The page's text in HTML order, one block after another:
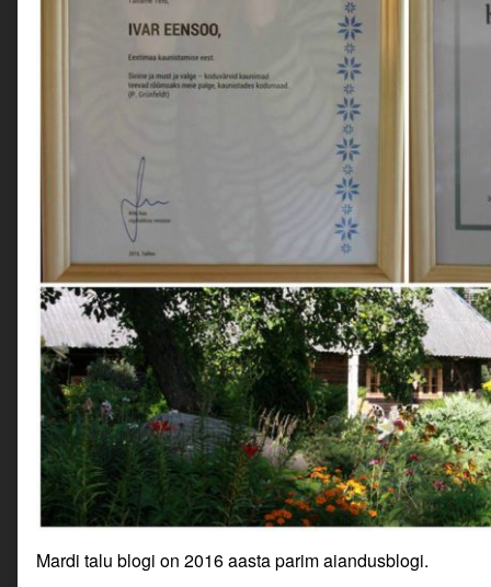
Mardi talu blogi on 2016 aasta parim aiandusblogi.